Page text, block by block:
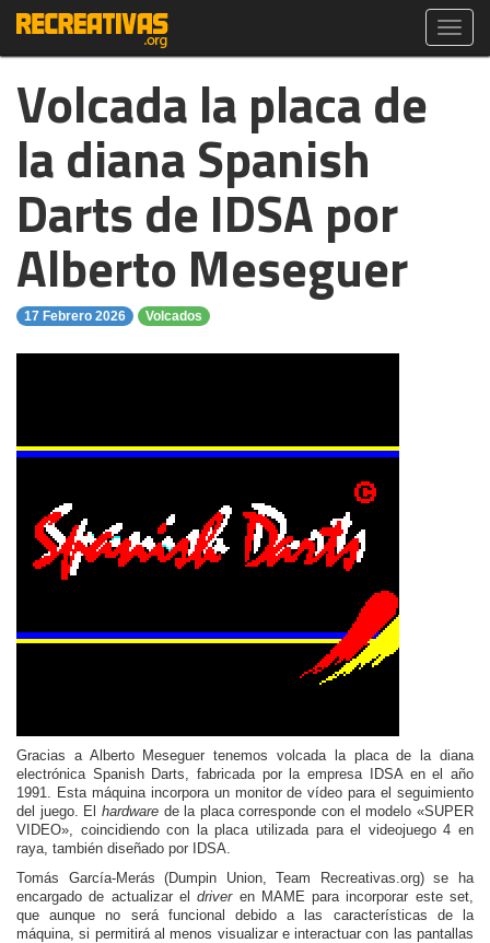
Volcada la placa de
la diana Spanish
Darts de IDSA por
Alberto Meseguer
17 Febrero 2026 Volcados
Gracias a Alberto Meseguer tenemos volcada la placa de la diana
electrónica Spanish Darts, fabricada por la empresa IDSA en el año
1991. Esta máquina incorpora un monitor de vídeo para el seguimiento
del juego. El hardwarede la placa corresponde con el modelo «SUPER
VIDEO», coincidiendo con la placa utilizada para el videojuego 4 en
raya, también diseñado por IDSA.
Tomás García-Merás (Dumpin Union, Team Recreativas.org) se ha
encargado de actualizar eldriveren MAME para incorporar este set,
que aunque no será funcional debido a las características de la
máquina, si permitirá al menos visualizar e interactuar con las pantallas